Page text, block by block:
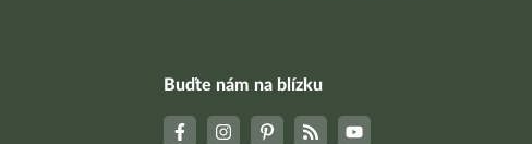
Buďte nám na blízku